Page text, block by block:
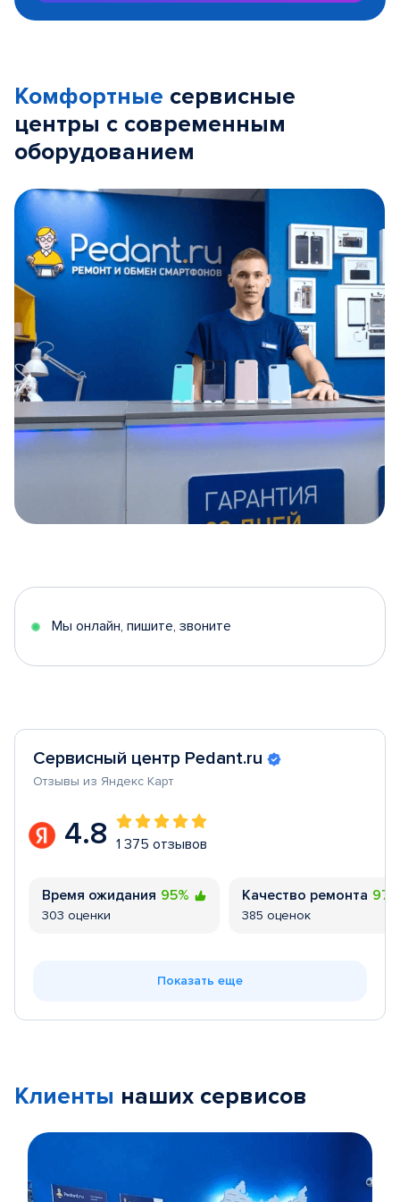
Комфортные сервисные
центры с современным
оборудованием
5
Мы онлайн, пишите, звоните
Сервисный центр Pedant.ru
Отзывы из Яндекс Карт
4.8 1 375 отзывов
Время ожидания 95%
303 оценки
Качество ремонта
385 оценок
Показать еще
Клиенты наших сервисов